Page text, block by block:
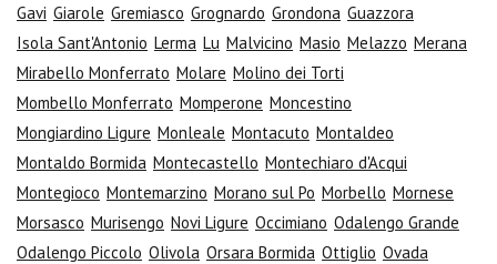
Gavi Giarole Gremiasco Grognardo Grondona Guazzora
Isola Sant'Antonio Lerma Lu Malvicino Masio Melazzo Merana
Mirabello Monferrato Molare Molino dei Torti
Mombello Monferrato Momperone Moncestino
Mongiardino Ligure Monleale Montacuto Montaldeo
Montaldo Bormida Montecastello Montechiaro d'Acqui
Montegioco Montemarzino Morano sul Po Morbello Mornese
Morsasco Murisengo Novi Ligure Occimiano Odalengo Grande
Odalengo Piccolo Olivola Orsara Bormida Ottiglio Ovada